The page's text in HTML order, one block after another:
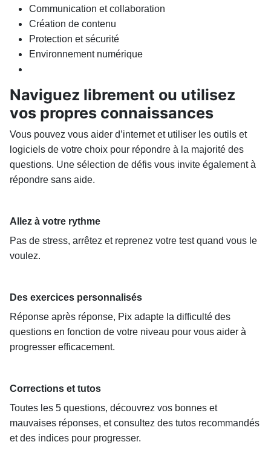
Communication et collaboration
Création de contenu
Protection et sécurité
Environnement numérique
Naviguez librement ou utilisez
vos propres connaissances
Vous pouvez vous aider d’internet et utiliser les outils et
logiciels de votre choix pour répondre à la majorité des
questions. Une sélection de défis vous invite également à
répondre sans aide.
Allez à votre rythme
Pas de stress, arrêtez et reprenez votre test quand vous le
voulez.
Des exercices personnalisés
Réponse après réponse, Pix adapte la difficulté des
questions en fonction de votre niveau pour vous aider à
progresser efficacement.
Corrections et tutos
Toutes les 5 questions, découvrez vos bonnes et
mauvaises réponses, et consultez des tutos recommandés
et des indices pour progresser.